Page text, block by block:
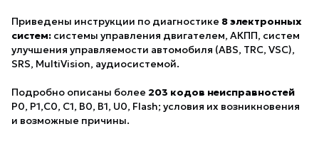
Приведены инструкции по диагностике 8 электронных
систем: системы управления двигателем, АКПП, систем
улучшения управляемости автомобиля (ABS, TRC, VSC),
SRS, MultiVision, аудиосистемой.
Подробно описаны более 203 кодов неисправностей
P0, P1,C0, C1, B0, B1, U0, Flash; условия их возникновения
и возможные причины.